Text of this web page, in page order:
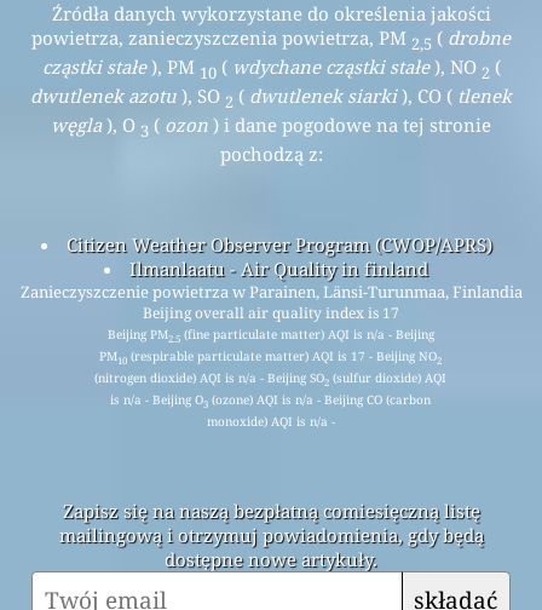
Źródła danych wykorzystane do określenia jakości
powietrza, zanieczyszczenia powietrza, PM 2,5 ( drobne
cząstki stałe), PM 10( wdychane cząstki stałe), NO 2 (
dwutlenek azotu ), SO 2 ( dwutlenek siarki), CO ( tlenek
węgla), O 3 ( ozon ) i dane pogodowe na tej stronie
pochodzą z:
Citizen Weather Observer Program (CWOP/APRS)
Ilmanlaatu - Air Quality in finland
Zanieczyszczenie powietrza w Parainen, Länsi-Turunmaa, Finlandia
Beijing overall air quality index is 17
Beijing PM2.5(fine particulate matter) AQI is n/a - Beijing
PM10 (respirable particulate matter) AQI is 17 - Beijing NO2
(nitrogen dioxide) AQI is n/a - Beijing SO2 (sulfur dioxide) AQI
is n/a - Beijing O3 (ozone) AQI is n/a - Beijing CO (carbon
monoxide) AQI is n/a -
Zapisz się na naszą bezpłatną comiesięczną listę
mailingową i otrzymuj powiadomienia, gdy będą
dostępne nowe artykuły.
składać